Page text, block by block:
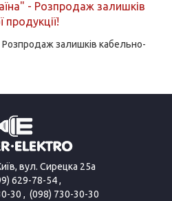
Розпродаж залишків кабельно-
вул. Сирецка 25а
629-78-54,
30 , (098) 730-30-30